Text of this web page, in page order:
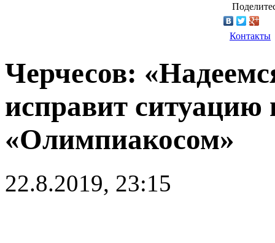
Контакты
Черчесов:
исправит ситуацию
«Олимпиакосом»
22.8.2019, 23:15